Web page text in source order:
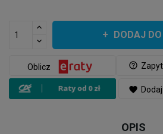
DODAJ
help_outline
Oblicz
favorite
OPIS